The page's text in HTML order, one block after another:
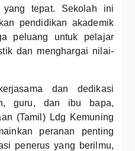
tepat. Sekolah ini
pendidikan akademik
peluang untuk pelajar
dan menghargai nilai-
dan dedikasi
guru, dan ibu bapa,
(Tamil) Ldg Kemuning
peranan penting
penerus yang berilmu,